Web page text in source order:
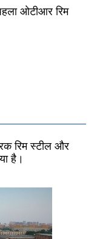
ओटीआर रिम
रिम स्टील और
है।